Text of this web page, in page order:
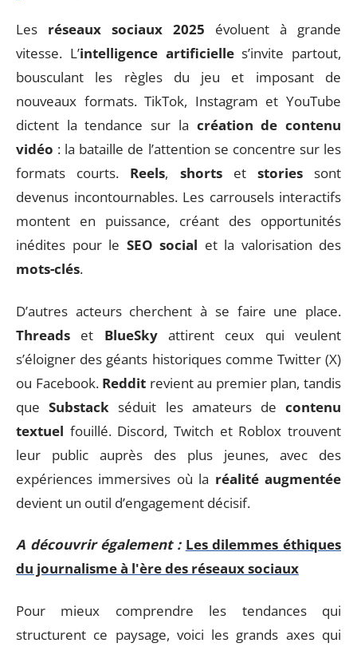
Les réseaux sociaux 2025 évoluent à grande
vitesse. L’intelligence artificielles’invite partout,
bousculant les règles du jeu et imposant de
nouveaux formats. TikTok, Instagram et YouTube
dictent la tendance sur la création de contenu
vidéo : la bataille de l’attention se concentre sur les
formats courts. Reels, shortset storiessont
devenus incontournables. Les carrousels interactifs
montent en puissance, créant des opportunités
inédites pour le SEO social et la valorisation des
mots-clés.
D’autres acteurs cherchent à se faire une place.
Threads et BlueSkyattirent ceux qui veulent
s’éloigner des géants historiques comme Twitter (X)
ou Facebook. Reddit revient au premier plan, tandis
queSubstack séduit les amateurs decontenu
textuel fouillé. Discord, Twitch et Roblox trouvent
leur public auprès des plus jeunes, avec des
expériences immersives où la réalité augmentée
devient un outil d’engagement décisif.
A découvrir également : Les dilemmes éthiques
du journalisme à l'ère des réseaux sociaux
Pour mieux comprendre les tendances qui
structurent ce paysage, voici les grands axes qui